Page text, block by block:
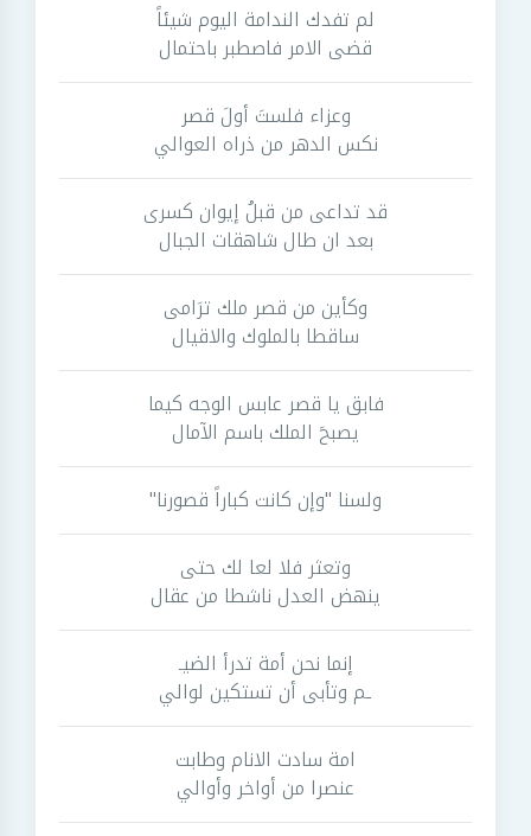
لم تفدك الندامة اليوم شيئاً
قضى الامر فاصطبر باحتمال
وعزاء فلستَ أولَ قصر
نكس الدهر من ذراه العوالي
قد تداعى من قبلُ إيوان كسرى
بعد ان طال شاهقات الجبال
وكأين من قصر ملك ترَامى
ساقطا بالملوك والاقيال
فابق يا قصر عابس الوجه كيما
يصبحَ الملك باسم الآمال
ولسنا "وإن كانت كباراً قصورنا"
وتعثر فلا لعا لك حتى
ينهض العدل ناشطا من عقال
إنما نحن أمة تدرأ الضيـ
ـم وتأبى أن تستكين لوالي
امة سادت الانام وطابت
عنصرا من أواخر وأوالي